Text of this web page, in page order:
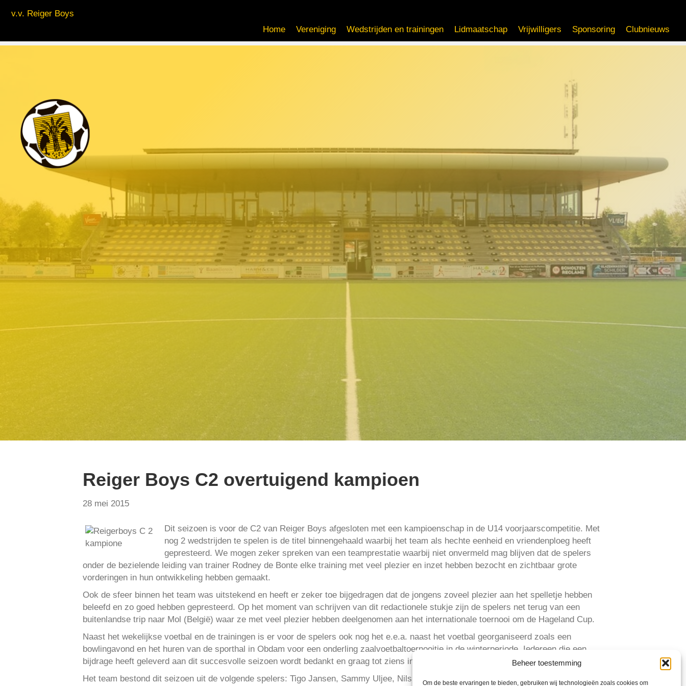
Beheer toestemming
Om de beste ervaringen te bieden, gebruiken wij technologieën zoals cookies om
v.v. Reiger Boys
Home
Vereniging Wedstrijden en trainingen Lidmaatschap Vrijwilligers Sponsoring Clubnieuws
Reiger Boys C2 overtuigend kampioen
28 mei 2015
Dit seizoen is voor de C2 van Reiger Boys afgesloten met een kampioenschap in de U14 voorjaarscompetitie. Met
nog 2 wedstrijden te spelen is de titel binnengehaald waarbij het team als hechte eenheid en vriendenploeg heeft
gepresteerd. We mogen zeker spreken van een teamprestatie waarbij niet onvermeld mag blijven dat de spelers
onder de bezielende leiding van trainer Rodney de Bonte elke training met veel plezier en inzet hebben bezocht en zichtbaar grote
vorderingen in hun ontwikkeling hebben gemaakt.
Ook de sfeer binnen het team was uitstekend en heeft er zeker toe bijgedragen dat de jongens zoveel plezier aan het spelletje hebben
beleefd en zo goed hebben gepresteerd. Op het moment van schrijven van dit redactionele stukje zijn de spelers net terug van een
buitenlandse trip naar Mol (België) waar ze met veel plezier hebben deelgenomen aan het internationale toernooi om de Hageland Cup.
Naast het wekelijkse voetbal en de trainingen is er voor de spelers ook nog het e.e.a. naast het voetbal georganiseerd zoals een
bowlingavond en het huren van de sporthal in Obdam voor een onderling zaalvoetbaltoernooitje in de winterperiode. Iedereen die een
bijdrage heeft geleverd aan dit succesvolle seizoen wordt bedankt en graag tot ziens in het nieuwe seizoen 2015-2016.
Het team bestond dit seizoen uit de volgende spelers: Tigo Jansen, Sammy Uljee, Nils de Wit, Robin Kramer, Lars Veldhuisen, Sven